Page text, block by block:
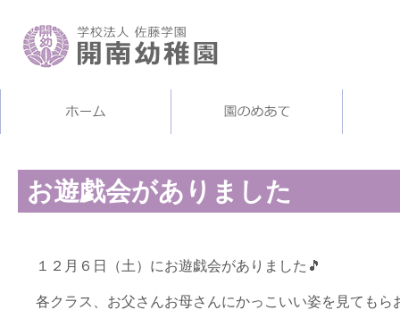
お遊戯会がありました
１２月６日（土）にお遊戯会がありました🎵
各クラス、お父さんお母さんにかっこいい姿を見ても